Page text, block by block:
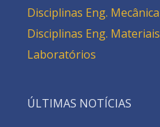
Disciplinas Eng. Mecânica
Disciplinas Eng. Materiais
Laboratórios
ÚLTIMAS NOTÍCIAS